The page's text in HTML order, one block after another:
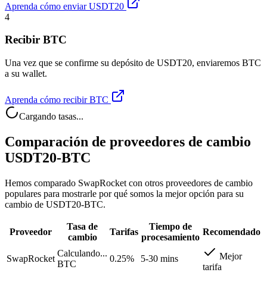
Aprenda cómo enviar USDT20
4
Recibir BTC
Una vez que se confirme su depósito de USDT20, enviaremos BTC
a su wallet.
Aprenda cómo recibir BTC
Cargando tasas...
Comparación de proveedores de cambio
USDT20-BTC
Hemos comparado SwapRocket con otros proveedores de cambio
populares para mostrarle por qué somos la mejor opción para su
cambio de USDT20-BTC.
Proveedor
Tasa de
cambio
Tarifas
Tiempo de
procesamiento
Recomendado
SwapRocket
Calculando...
BTC
0.25% 5-30 mins
Mejor
tarifa